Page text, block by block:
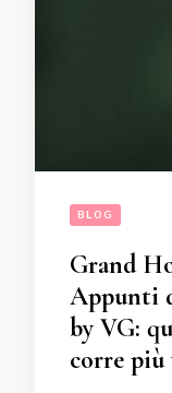
BLOG
Grand
Appunti
by VG:
corre più